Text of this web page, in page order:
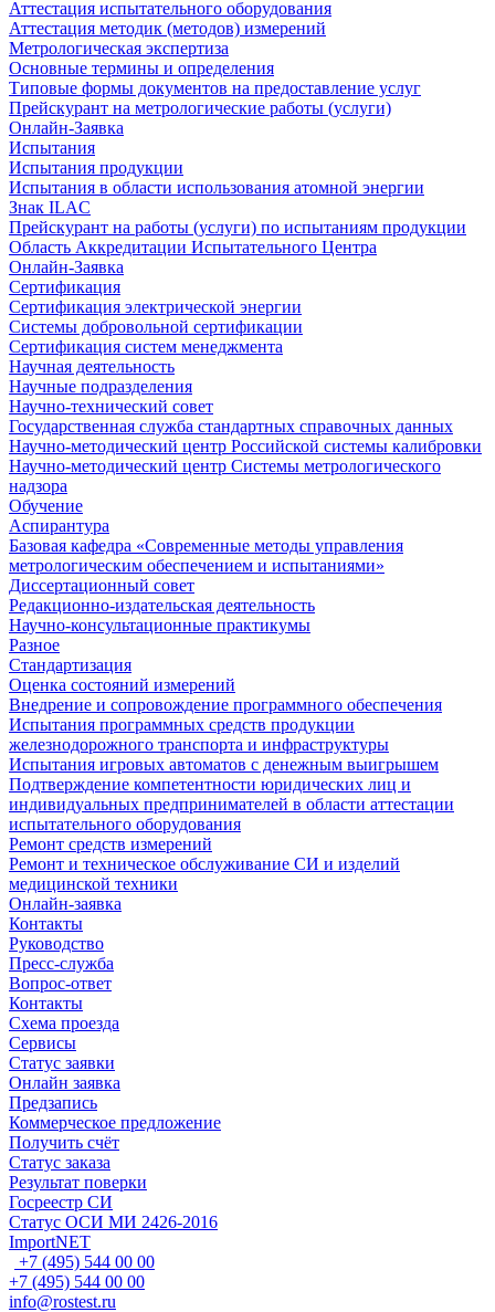
Аттестация испытательного оборудования
Аттестация методик (методов) измерений
Метрологическая экспертиза
Основные термины и определения
Типовые формы документов на предоставление услуг
Прейскурант на метрологические работы (услуги)
Онлайн-Заявка
Испытания
Испытания продукции
Испытания в области использования атомной энергии
Знак ILAC
Прейскурант на работы (услуги) по испытаниям продукции
Область Аккредитации Испытательного Центра
Онлайн-Заявка
Сертификация
Сертификация электрической энергии
Системы добровольной сертификации
Сертификация систем менеджмента
Научная деятельность
Научные подразделения
Научно-технический совет
Государственная служба стандартных справочных данных
Научно-методический центр Российской системы калибровки
Научно-методический центр Системы метрологического
надзора
Обучение
Аспирантура
Базовая кафедра «Современные методы управления
метрологическим обеспечением и испытаниями»
Диссертационный совет
Редакционно-издательская деятельность
Научно-консультационные практикумы
Разное
Стандартизация
Оценка состояний измерений
Внедрение и сопровождение программного обеспечения
Испытания программных средств продукции
железнодорожного транспорта и инфраструктуры
Испытания игровых автоматов с денежным выигрышем
Подтверждение компетентности юридических лиц и
индивидуальных предпринимателей в области аттестации
испытательного оборудования
Ремонт средств измерений
Ремонт и техническое обслуживание СИ и изделий
медицинской техники
Онлайн-заявка
Контакты
Руководство
Пресс-служба
Вопрос-ответ
Контакты
Схема проезда
Сервисы
Статус заявки
Онлайн заявка
Предзапись
Коммерческое предложение
Получить счёт
Статус заказа
Результат поверки
Госреестр СИ
Статус ОСИ МИ 2426-2016
ImportNET
+7 (495) 544 00 00
+7 (495) 544 00 00
info@rostest.ru